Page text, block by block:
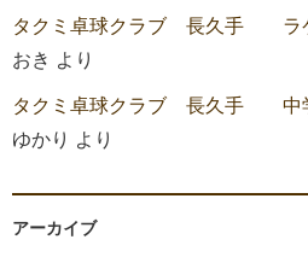
タクミ卓球クラブ 長久手 ラ
おき より
タクミ卓球クラブ 長久手 中
ゆかり より
アーカイブ